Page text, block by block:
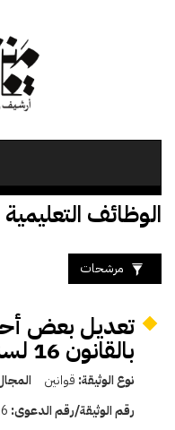
الوظائف التعليمية
مرشحات
تعديل بعض
بالقانون 16 لسنة 2019
نوع الوثيقة: قوانين
رقم الوثيقة/رقم الدعوى: